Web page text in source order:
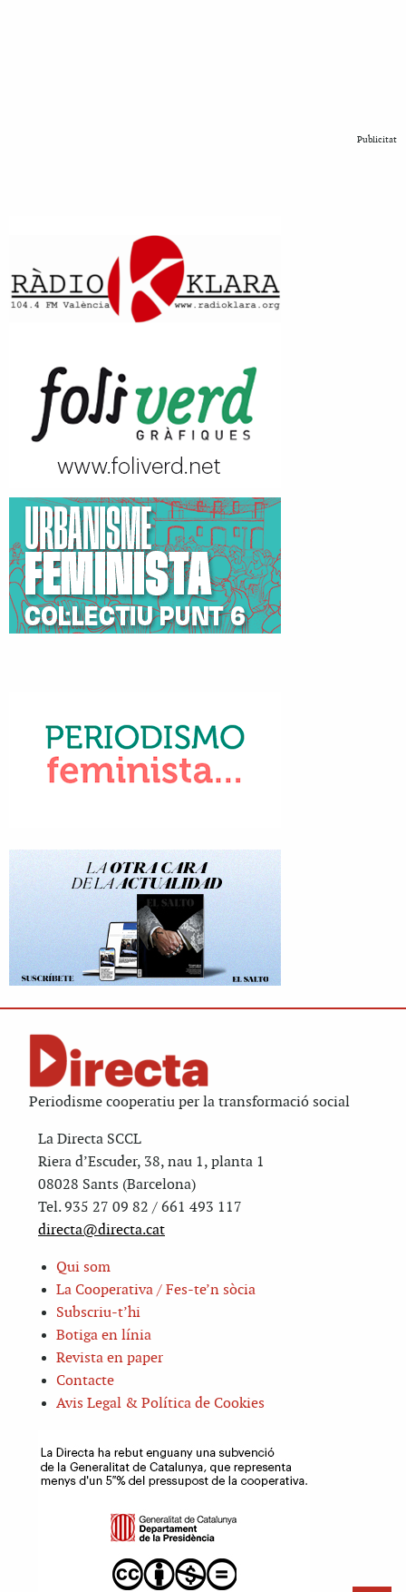
Publicitat
Periodisme cooperatiu per la transformació social
La Directa SCCL
Riera d’Escuder, 38, nau 1, planta 1
08028 Sants (Barcelona)
Tel. 935 27 09 82 / 661 493 117
directa@directa.cat
Qui som
La Cooperativa / Fes-te’n sòcia
Subscriu-t’hi
Botiga en línia
Revista en paper
Contacte
Avis Legal & Política de Cookies